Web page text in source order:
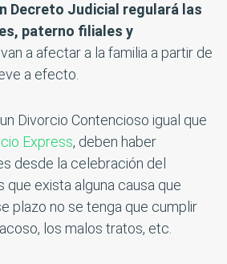
Decreto Judicial regulará las
paterno filiales y
a afectar a la familia a partir de
a efecto.
Divorcio Contencioso igual que
Express, deben haber
desde la celebración del
que exista alguna causa que
plazo no se tenga que cumplir
los malos tratos, etc.